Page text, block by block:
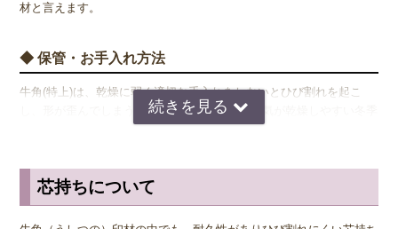
材と言えます。
◆ 保管・お手入れ方法
牛角(特上)は、乾燥に弱く適切な手入れをしないとひび割れを起こ
し、形が歪んでしまうことがあります。特に空気が乾燥しやすい冬季
は、印鑑をケース外に置いておかないように注意が必要です。また、
がありますので、必ず印鑑ケースに入れて保管することを推奨してい
ます。
芯持ちについて